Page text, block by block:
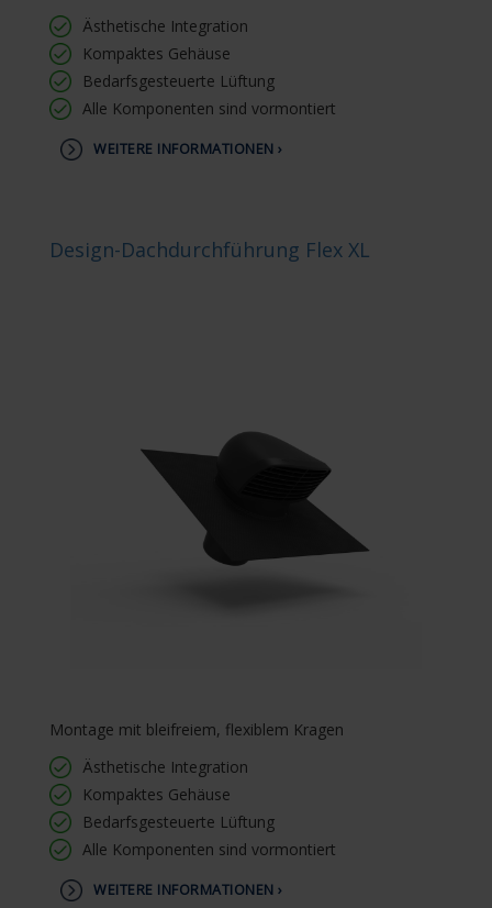
Ästhetische Integration
Kompaktes Gehäuse
Bedarfsgesteuerte Lüftung
Alle Komponenten sind vormontiert
WEITERE INFORMATIONEN ›
Design-Dachdurchführung Flex XL
Montage mit bleifreiem, flexiblem Kragen
Ästhetische Integration
Kompaktes Gehäuse
Bedarfsgesteuerte Lüftung
Alle Komponenten sind vormontiert
WEITERE INFORMATIONEN ›